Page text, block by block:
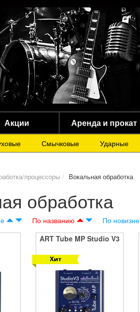
Акции Аренда и прокат
Смычковые Ударные
процессоры Вокальная обработка
обработка
По названию
По новизне
ART Tube MP Studio V3